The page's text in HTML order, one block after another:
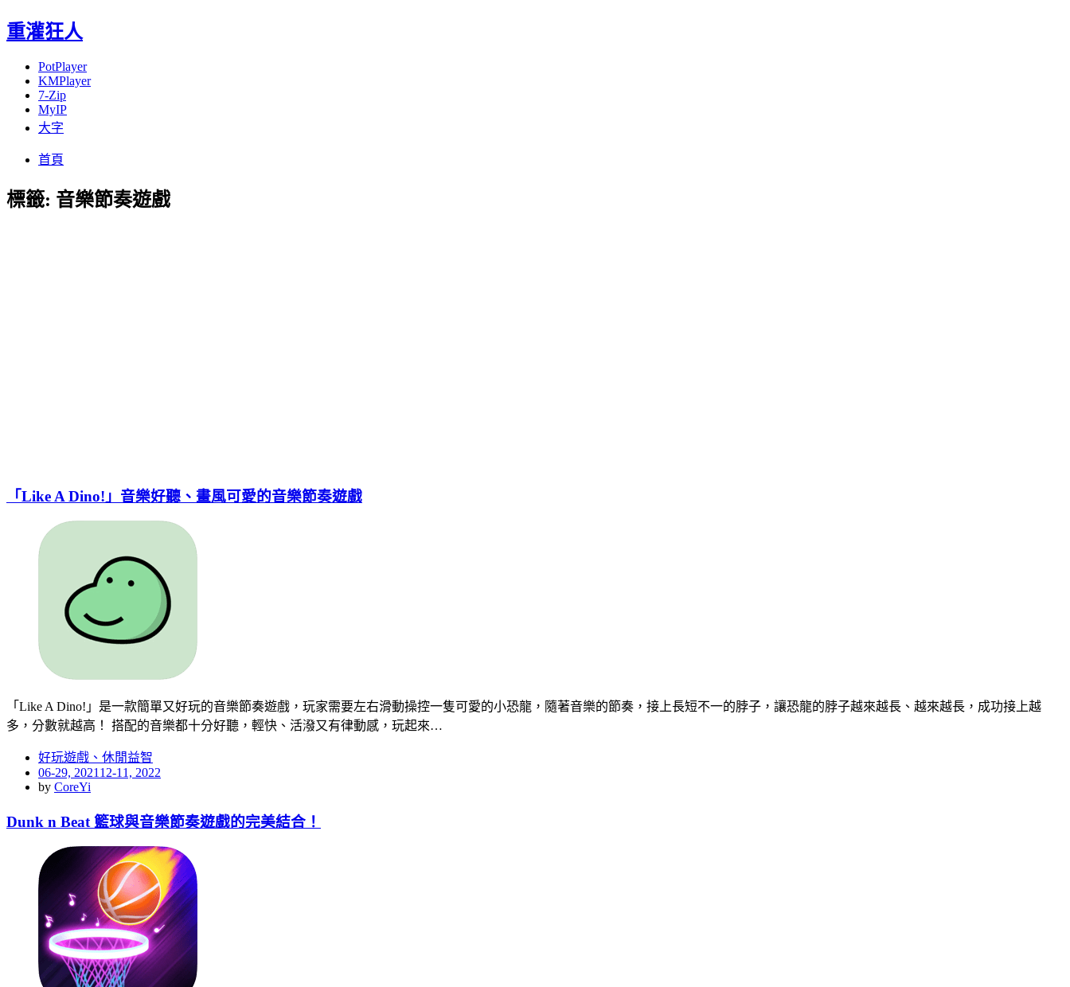
重灌狂人
PotPlayer
KMPlayer
7-Zip
MyIP
大字
首頁
標籤: 音樂節奏遊戲
「Like A Dino!」音樂好聽、畫風可愛的音樂節奏遊戲
「Like A Dino!」是一款簡單又好玩的音樂節奏遊戲，玩家需要左右滑動操控一隻可愛的小恐龍，隨著音樂的節奏，接上長短不一的脖子，讓恐龍的脖子越來越長、越來越長，成功接上越
多，分數就越高！ 搭配的音樂都十分好聽，輕快、活潑又有律動感，玩起來…
好玩遊戲、休閒益智
Posted
on
06-29, 2021 12-11, 2022
by CoreYi
Dunk n Beat 籃球與音樂節奏遊戲的完美結合！